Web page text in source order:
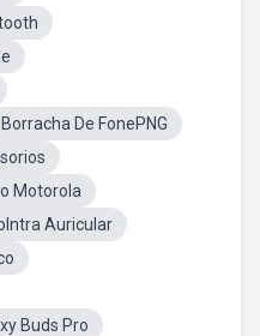
Borracha De FonePNG
Motorola
Auricular
Buds Pro